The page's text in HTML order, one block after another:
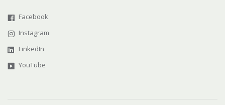
Facebook
Instagram
LinkedIn
YouTube